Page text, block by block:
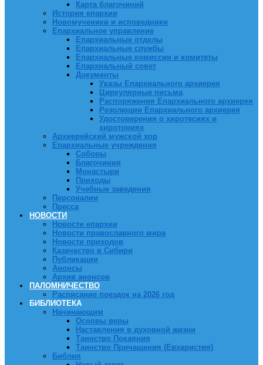
Карта благочиний
История епархии
Новомученики и исповедники
Епархиальное управление
Епархиальные отделы
Епархиальные службы
Епархиальные комиссии и комитеты
Епархиальный совет
Документы
Указы Епархиального архиерея
Циркулярные письма
Распоряжения Епархиального архиерея
Резолюции Епархиального архиерея
Удостоверения о хиротесиях и
хиротониях
Архиерейский мужской хор
Епархиальные учреждения
Соборы
Благочиния
Монастыри
Приходы
Учебные заведения
Персоналии
Пресса
НОВОСТИ
Новости епархии
Новости православного мира
Новости приходов
Казачество в Сибири
Публикации
Анонсы
Архив анонсов
ПАЛОМНИЧЕСТВО
Расписание поездок на 2026 год
БИБЛИОТЕКА
Начинающим
Основы веры
Наставления в духовной жизни
Таинство Покаяния
Таинство Причащения (Евхаристия)
Библия